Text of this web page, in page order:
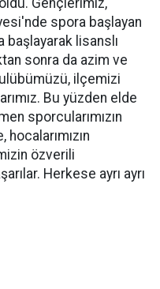
Gençlerimiz,
spora başlayan
başlayarak lisanslı
sonra da azim ve
ilçemizi
Bu yüzden elde
sporcularımızın
özverili
Herkese ayrı ayrı